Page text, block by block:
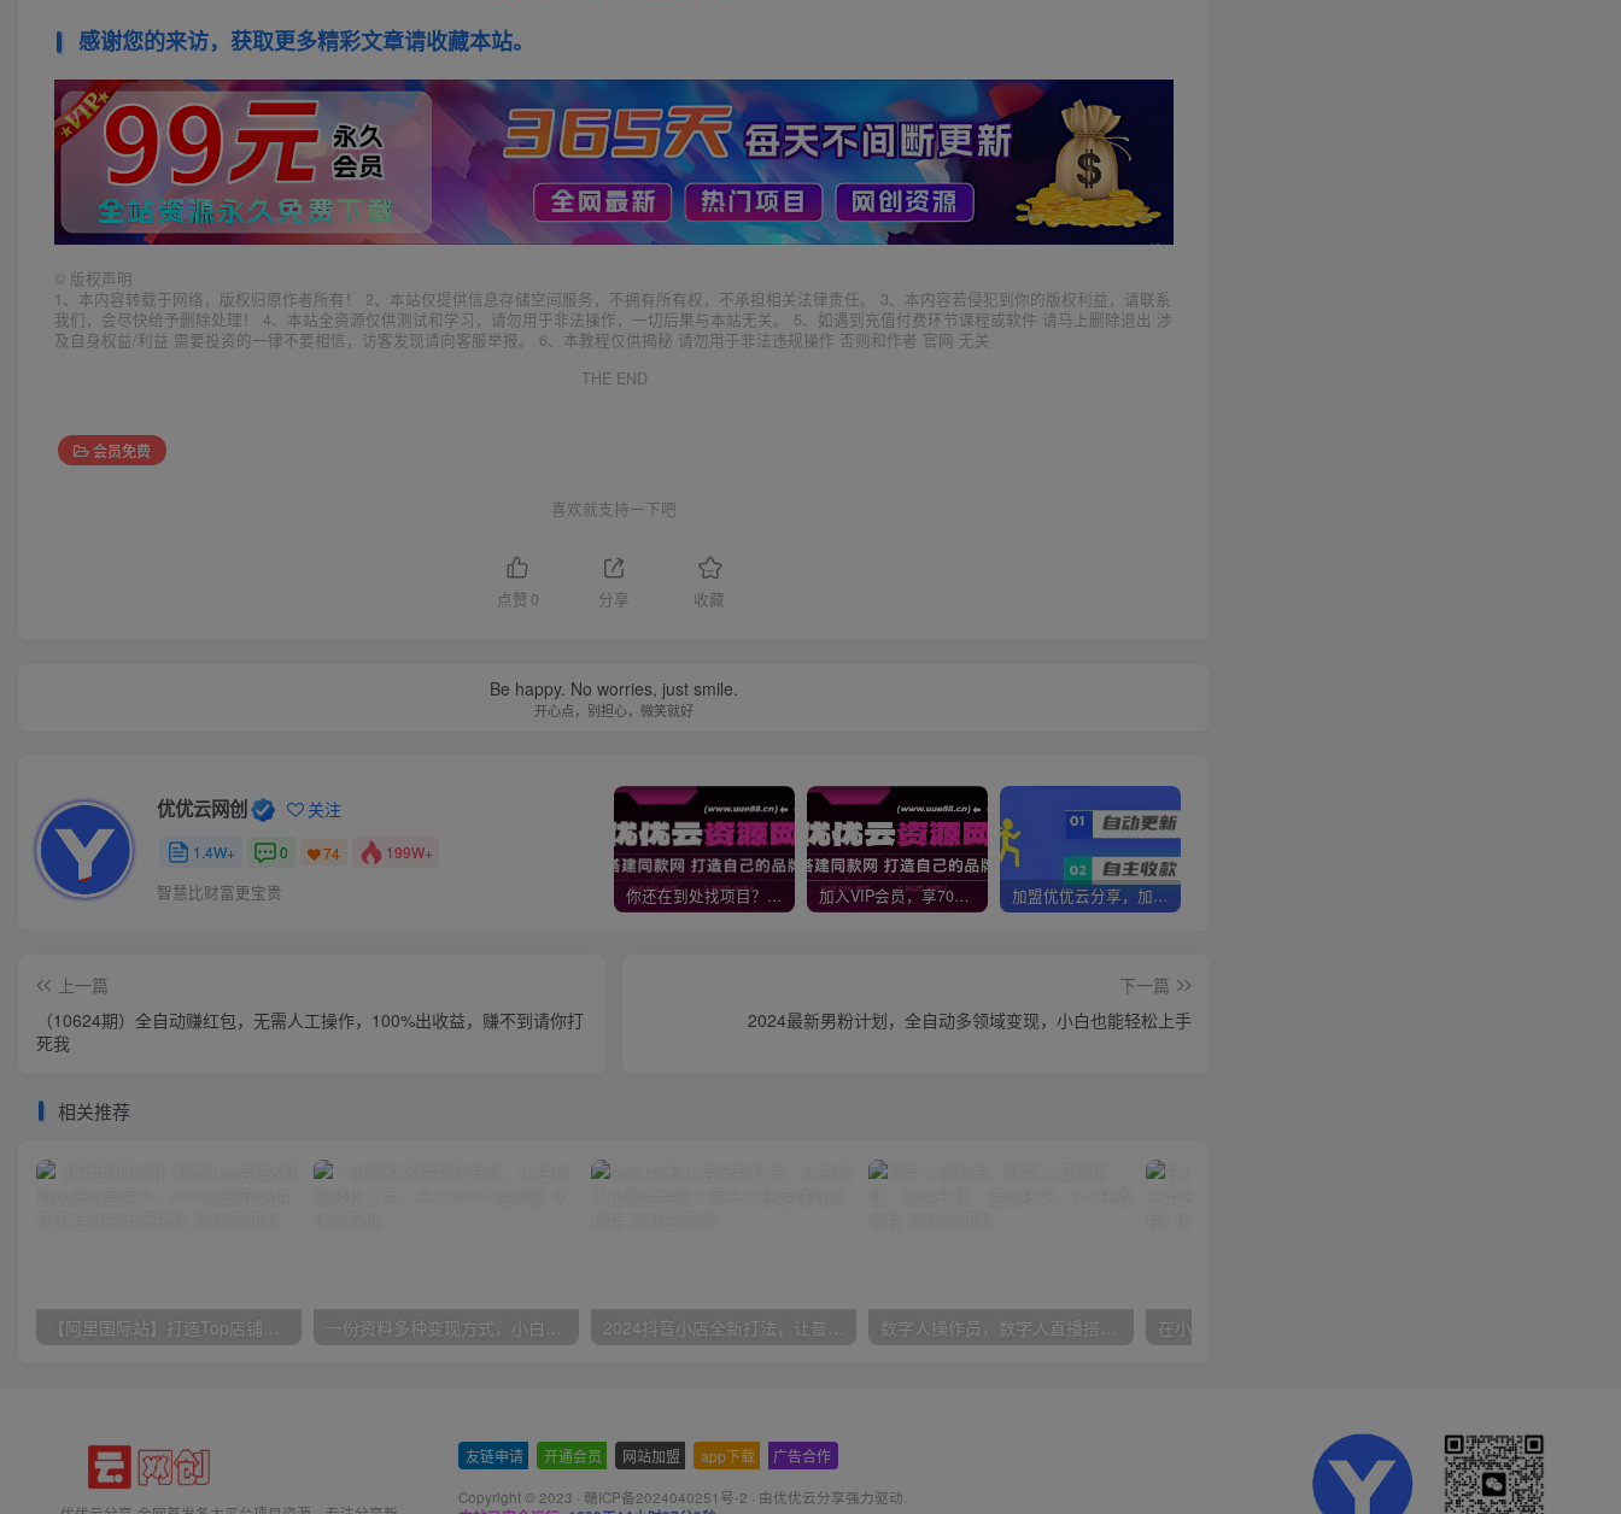
感谢您的来访，获取更多精彩文章请收藏本站。
© 版权声明
1、本内容转载于网络，版权归原作者所有！ 2、本站仅提供信息存储空间服务，不拥有所有权，不承担相关法律责任。 3、本内容若侵犯到你的版权利益，请联系
我们，会尽快给予删除处理！ 4、本站全资源仅供测试和学习，请勿用于非法操作，一切后果与本站无关。 5、如遇到充值付费环节课程或软件 请马上删除退出 涉
及自身权益/利益 需要投资的一律不要相信，访客发现请向客服举报。 6、本教程仅供揭秘 请勿用于非法违规操作 否则和作者 官网 无关
THE END
会员免费
喜欢就支持一下吧
点赞 0 分享 收藏
Be happy. No worries, just smile.
开心点，别担心，微笑就好
优优云网创 关注
1.4W+ 0 74 199W+
智慧比财富更宝贵 你还在到处找项目？还在当韭菜？我靠网创资源站一个月收入5万+，曾经我也是个失败者。 加入VIP会员，享70%的推广提成，免费学习多种网上创业课程，菜鸟秒变大神！ 加盟优优云分享，加盟搭建同款知识付费资源网站，实现长期稳定被动收入~
上一篇
（10624期）全自动赚红包，无需人工操作，100%出收益，赚不到请你打
死我
下一篇
2024最新男粉计划，全自动多领域变现，小白也能轻松上手
相关推荐
【阿里国际站】打造Top店铺&获得优质询盘客户，​95%的国际站讲师不会说的运营技巧 一份资料多种变现方式，小白也能轻松上手，日入800不是问题 2024抖音小店全新打法，让普通人也能学会做一家长久稳定赚钱的抖店 数字人操作员，数字人直播搭建、多路开播、选品技巧，0-1开播流程
友链申请 开通会员 网站加盟 app下载 广告合作
Copyright © 2023 · 赣ICP备2024040251号-2 · 由优优云分享强力驱动.